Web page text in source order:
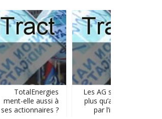
TotalEnergies
ment-elle aussi à
ses actionnaires ?
Les AG sont-elles
plus qu’anéanties
par l’inflation ?